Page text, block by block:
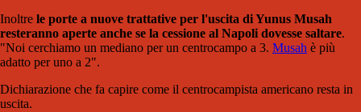
Inoltre le porte a nuove trattative per l'uscita di Yunus Musah
resteranno aperte anche se la cessione al Napoli dovesse saltare.
"Noi cerchiamo un mediano per un centrocampo a 3. Musah è più
adatto per uno a 2".
Dichiarazione che fa capire come il centrocampista americano resta in
uscita.